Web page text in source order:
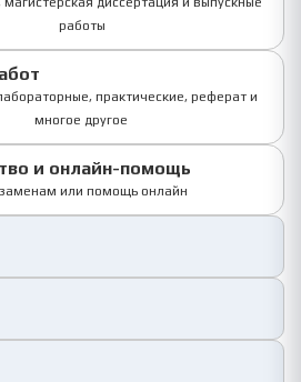
работы
практические, реферат и
многое другое
и онлайн-помощь
или помощь онлайн